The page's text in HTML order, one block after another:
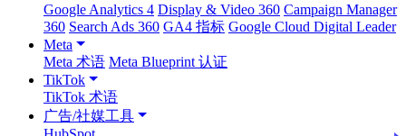
Google Analytics 4 Display & Video 360 Campaign Manager
360 Search Ads 360 GA4 指标 Google Cloud Digital Leader
Meta
Meta 术语 Meta Blueprint 认证
TikTok
TikTok 术语
广告/社媒工具